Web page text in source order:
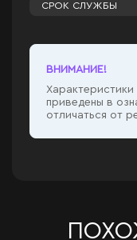
СРОК СЛУЖБЫ
ВНИМАНИЕ!
приведены в
отличаться от